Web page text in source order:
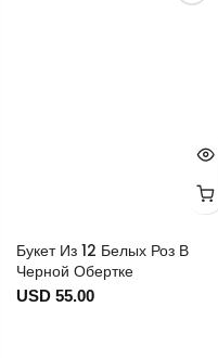
Букет Из 12 Белых Роз В
Черной Обертке
USD 55.00